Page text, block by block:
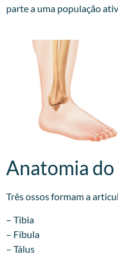
parte a uma população
Anatomia
Três ossos formam a
– Tibia
– Fíbula
– Tálus